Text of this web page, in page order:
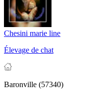
Chesini marie line
Élevage de chat
Baronville (57340)